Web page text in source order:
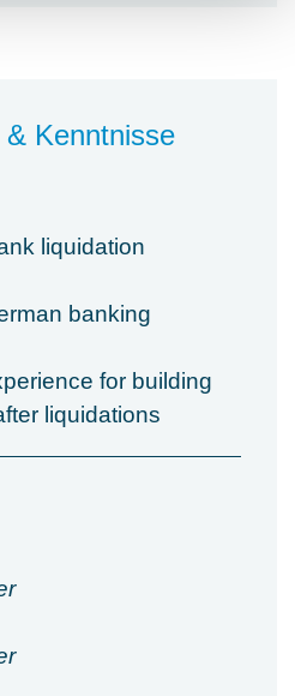
Kenntnisse
liquidation
banking
for building
liquidations